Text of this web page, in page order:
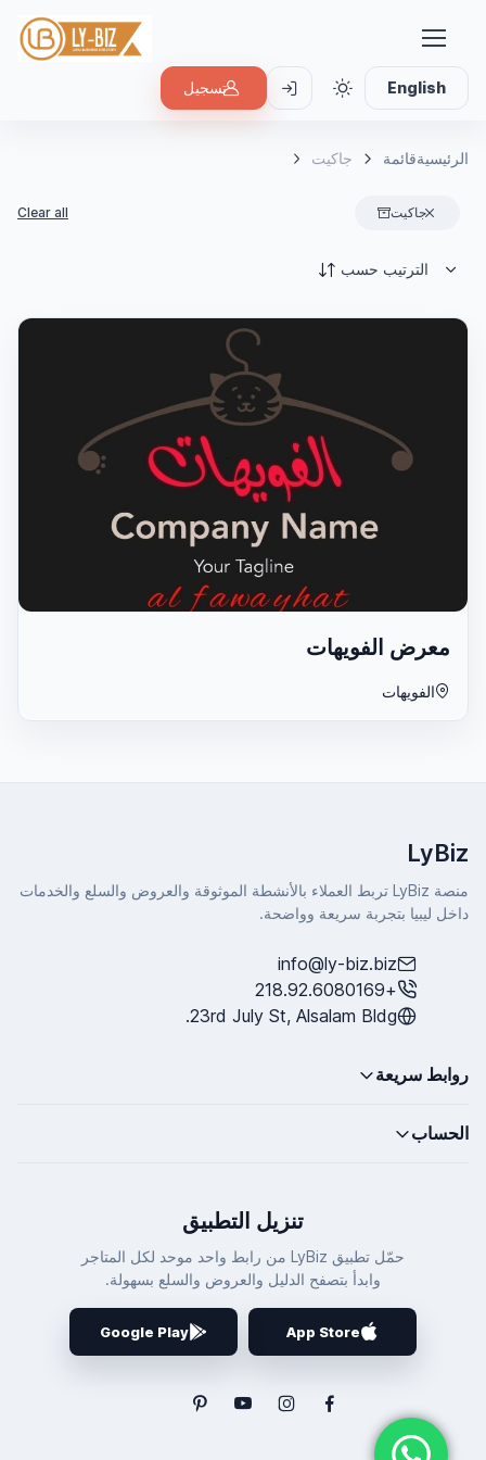
English تسجيل
الرئيسيةقائمة جاكيت
جاكيت Clear all
الترتيب حسب
معرض الفويهات
الفويهات
LyBiz
منصة LyBiz تربط العملاء بالأنشطة الموثوقة والعروض والسلع والخدمات
داخل ليبيا بتجربة سريعة وواضحة.
info@ly-biz.biz
+218.92.6080169
23rd July St, Alsalam Bldg.
روابط سريعة
الحساب
تنزيل التطبيق
حمّل تطبيق LyBiz من رابط واحد موحد لكل المتاجر
وابدأ بتصفح الدليل والعروض والسلع بسهولة.
App Store
Google Play